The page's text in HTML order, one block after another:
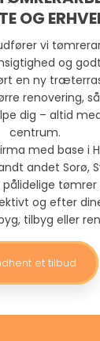
OG
vi
og
en ny
renovering,
dig – altid
centrum.
med base i
andet Sorø,
tømrer
og efter
tilbyg eller
et tilbud